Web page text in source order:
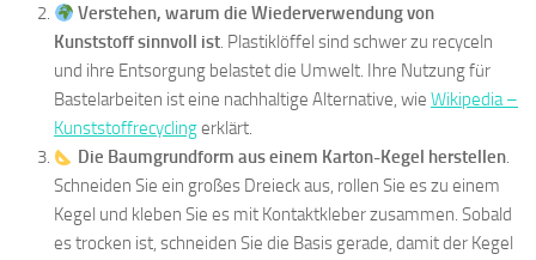
Verstehen, warum die Wiederverwendung von
Kunststoff sinnvoll ist. Plastiklöffel sind schwer zu recyceln
und ihre Entsorgung belastet die Umwelt. Ihre Nutzung für
Bastelarbeiten ist eine nachhaltige Alternative, wie Wikipedia –
Kunststoffrecyclingerklärt.
Die Baumgrundform aus einem Karton-Kegel herstellen.
Schneiden Sie ein großes Dreieck aus, rollen Sie es zu einem
Kegel und kleben Sie es mit Kontaktkleber zusammen. Sobald
es trocken ist, schneiden Sie die Basis gerade, damit der Kegel